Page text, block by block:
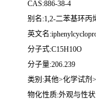
CAS:886-38-4
别名:1,2-二苯基环丙
英文名
分子式:C15H10O
分子量:206.239
类别:其他>化学试剂
物化性质:外观与性